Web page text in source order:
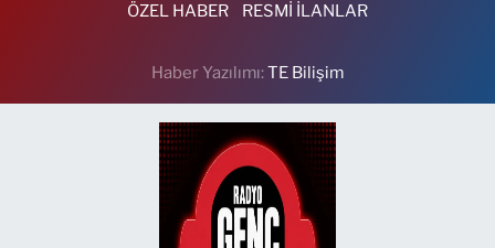
ÖZEL HABER
RESMİ İLANLAR
Haber Yazılımı:TE Bilişim